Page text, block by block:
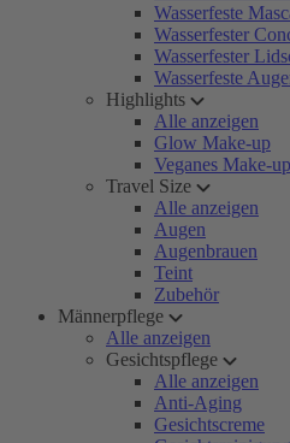
Wasserfeste
Wasserfester
Wasserfester
Wasserfeste
Highlights
Alle anzeigen
Glow Make-up
Veganes Make-up
Travel Size
Alle anzeigen
Augen
Augenbrauen
Teint
Zubehör
Männerpflege
Alle anzeigen
Gesichtspflege
Alle anzeigen
Anti-Aging
Gesichtscreme